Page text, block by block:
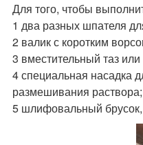
Для того, чтобы
1 два разных шпателя
2 валик с коротким
3 вместительный таз
4 специальная насадка
размешивания
5 шлифовальный